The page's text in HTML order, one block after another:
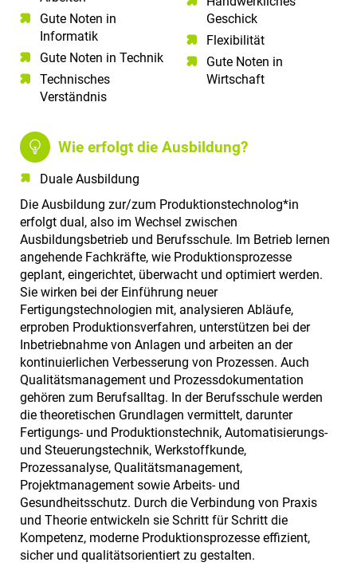
Gute Noten in
Informatik​
Gute Noten in Technik​
Technisches
Verständnis​
Geschick
Flexibilität
Gute Noten in
Wirtschaft
Wie erfolgt die Ausbildung?
Duale Ausbildung
Die Ausbildung zur/zum Produktionstechnolog*in
erfolgt dual, also im Wechsel zwischen
Ausbildungsbetrieb und Berufsschule. Im Betrieb lernen
angehende Fachkräfte, wie Produktionsprozesse
geplant, eingerichtet, überwacht und optimiert werden.
Sie wirken bei der Einführung neuer
Fertigungstechnologien mit, analysieren Abläufe,
erproben Produktionsverfahren, unterstützen bei der
Inbetriebnahme von Anlagen und arbeiten an der
kontinuierlichen Verbesserung von Prozessen. Auch
Qualitätsmanagement und Prozessdokumentation
gehören zum Berufsalltag. In der Berufsschule werden
die theoretischen Grundlagen vermittelt, darunter
Fertigungs- und Produktionstechnik, Automatisierungs-
und Steuerungstechnik, Werkstoffkunde,
Prozessanalyse, Qualitätsmanagement,
Projektmanagement sowie Arbeits- und
Gesundheitsschutz. Durch die Verbindung von Praxis
und Theorie entwickeln sie Schritt für Schritt die
Kompetenz, moderne Produktionsprozesse effizient,
sicher und qualitätsorientiert zu gestalten.